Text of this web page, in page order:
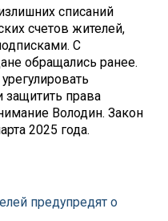
списаний
счетов жителей,
С
обращались ранее.
защитить права
Володин. Закон
2025 года.
предупредят о